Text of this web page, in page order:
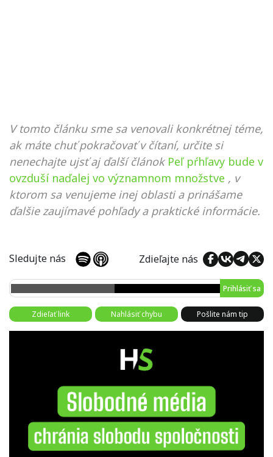
V tomto článku sme sa venovali konkrétnej téme,
ak máte chuť pokračovať v čítaní, určite si
nenechajte ujsť aj ďalší článok Peľ pŕhľavy bude v
ovzduší naďalej vo významnom množstve , v
ktorom sa venujeme inej oblasti a prinášame
ďalšie zaujímavé pohľady a praktické informácie.
Sledujte nás Zdieľajte nás
Prihlásiť sa
Zdieľať link Nahlásiť chybu Pošlite nám tip